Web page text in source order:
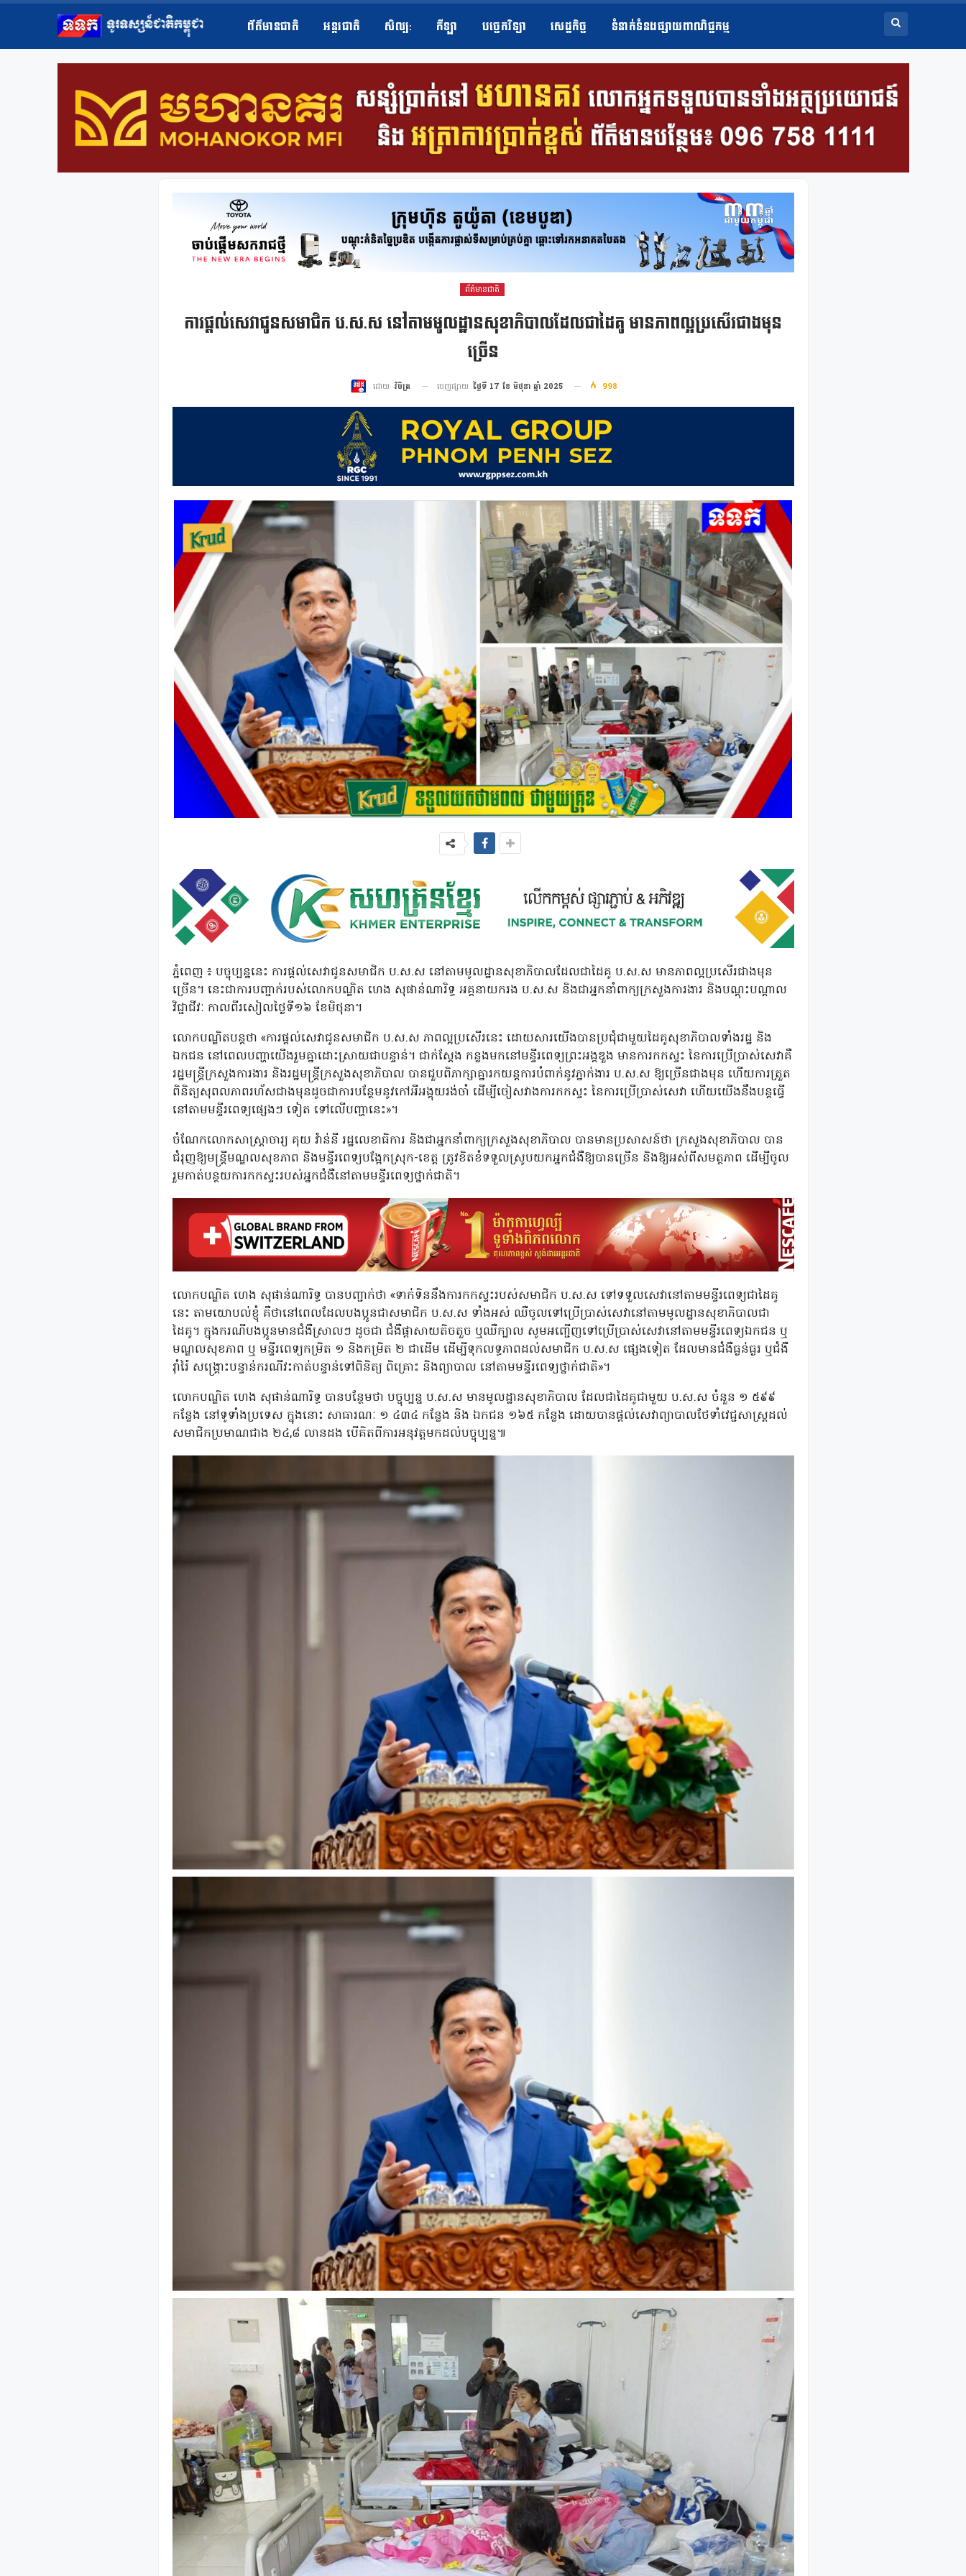
ព័ត៌មានជាតិ អន្តរជាតិ សិល្ប​: កីឡា បច្ចេកវិទ្យា សេដ្ឋកិច្ច ទំនាក់ទំនងផ្សាយពាណិជ្ជកម្ម
ព័ត៌មានជាតិ
ការផ្តល់សេវាជូនសមាជិក ប.ស.ស នៅតាមមូលដ្ឋានសុខាភិបាលដែលជាដៃគូ មានភាពល្អប្រសើរជាងមុន
ច្រើន
ដោយ វិចិត្រ ចេញផ្សាយ ថ្ងៃទី 17 ខែ មិថុនា ឆ្នាំ 2025 998
ភ្នំពេញ ៖ បច្ចុប្បន្ននេះ ការផ្តល់សេវាជូនសមាជិក ប.ស.ស នៅតាមមូលដ្ឋានសុខាភិបាលដែលជាដៃគូ ប.ស.ស មានភាពល្អប្រសើរជាងមុន
ច្រើន។ នេះជាការបញ្ជាក់របស់លោកបណ្ឌិត ហេង សុផាន់ណារិទ្ធ អគ្គនាយករង ប.ស.ស និងជាអ្នកនាំពាក្យក្រសួងការងារ និងបណ្តុះបណ្តាល
វិជ្ជាជីវៈ កាលពីរសៀលថ្ងៃទី១៦ ខែមិថុនា។
លោកបណ្ឌិតបន្តថា «ការផ្តល់សេវាជូនសមាជិក ប.ស.ស ភាពល្អប្រសើរនេះ ដោយសារយើងបានប្រជុំជាមួយដៃគូសុខាភិបាលទាំងរដ្ឋ និង
ឯកជន នៅពេលបញ្ហាយើងរួមគ្នាដោះស្រាយជាបន្ទាន់។ ជាក់ស្ដែង កន្លងមកនៅមន្ទីរពេទ្យព្រះអង្គឌួង មានការកកស្ទះ នៃការប្រើប្រាស់សេវាគឺ
រដ្ឋមន្ត្រីក្រសួងការងារ និងរដ្ឋមន្ត្រីក្រសួងសុខាភិបាល បានជួបពិភាក្សាគ្នារកយន្តការបំពាក់នូវភ្នាក់ងារ ប.ស.ស ឱ្យច្រើនជាងមុន ហើយការត្រួត
ពិនិត្យសុពលភាពរហ័សជាងមុនដូចជាការបន្ថែមនូវកៅអីអង្គុយរង់ចាំ ដើម្បីចៀសវាងការកកស្ទះ នៃការប្រើប្រាស់សេវា ហើយយើងនឹងបន្តធ្វើ
នៅតាមមន្ទីរពេទ្យផ្សេងៗ ទៀត ទៅលើបញ្ហានេះ»។
ចំណែកលោកសាស្ត្រាចារ្យ គុយ វ៉ាន់នី រដ្ឋលេខាធិការ និងជាអ្នកនាំពាក្យក្រសួងសុខាភិបាល បានមានប្រសាសន៍ថា ក្រសួងសុខាភិបាល បាន
ជំរុញឱ្យមន្ត្រីមណ្ឌលសុខភាព និងមន្ទីរពេទ្យបង្អែកស្រុក-ខេត្ត ត្រូវខិតខំទទួលស្រូបយកអ្នកជំងឺឱ្យបានច្រើន និងឱ្យអស់ពីសមត្ថភាព ដើម្បីចូល
រួមកាត់បន្ថយការកកស្ទះរបស់អ្នកជំងឺនៅតាមមន្ទីរពេទ្យថ្នាក់ជាតិ។
លោកបណ្ឌិត ហេង សុផាន់ណារិទ្ធ បានបញ្ជាក់ថា «ទាក់ទិននឹងការកកស្ទះរបស់សមាជិក ប.ស.ស ទៅទទួលសេវានៅតាមមន្ទីរពេទ្យជាដៃគូ
នេះ តាមយោបល់ខ្ញុំ គឺថានៅពេលដែលបងប្អូនជាសមាជិក ប.ស.ស ទាំងអស់ ឈឺចូលទៅប្រើប្រាស់សេវានៅតាមមូលដ្ឋានសុខាភិបាលជា
ដៃគូ។ ក្នុងករណីបងប្អូនមានជំងឺស្រាលៗ ដូចជា ជំងឺផ្តាសាយតិចតួច ឬឈឺក្បាល សូមអញ្ជើញទៅប្រើប្រាស់សេវានៅតាមមន្ទីរពេទ្យឯកជន ឬ
មណ្ឌលសុខភាព ឬ មន្ទីរពេទ្យកម្រិត ១ និងកម្រិត ២ ជាដើម ដើម្បីទុកលទ្ធភាពដល់សមាជិក ប.ស.ស ផ្សេងទៀត ដែលមានជំងឺធ្ងន់ធ្ងរ ឬជំងឺ
រ៉ាំរ៉ៃ សង្គ្រោះបន្ទាន់ករណីវះកាត់បន្ទាន់ទៅពិនិត្យ ពិគ្រោះ និងព្យាបាល នៅតាមមន្ទីរពេទ្យថ្នាក់ជាតិ»។
លោកបណ្ឌិត ហេង សុផាន់ណារិទ្ធ បានបន្ថែមថា បច្ចុប្បន្ន ប.ស.ស មានមូលដ្ឋានសុខាភិបាល ដែលជាដៃគូជាមួយ ប.ស.ស ចំនួន ១ ៥៩៩
កន្លែង នៅទូទាំងប្រទេស ក្នុងនោះ សាធារណៈ ១ ៤៣៤ កន្លែង និង ឯកជន ១៦៥ កន្លែង ដោយបានផ្តល់សេវាព្យាបាលថែទាំវេជ្ជសាស្ត្រដល់
សមាជិកប្រមាណជាង ២៤,៨ លានដង បើគិតពីការអនុវត្តមកដល់បច្ចុប្បន្ន៕